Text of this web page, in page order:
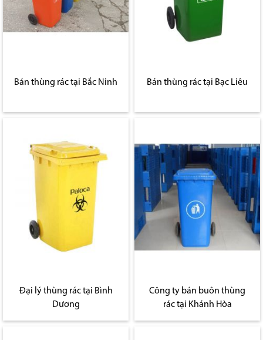
Bán thùng rác tại Bắc Ninh Bán thùng rác tại Bạc Liêu
Đại lý thùng rác tại Bình
Dương
Công ty bán buôn thùng
rác tại Khánh Hòa